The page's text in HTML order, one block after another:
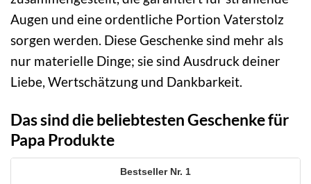
Augen und eine ordentliche Portion Vaterstolz
sorgen werden. Diese Geschenke sind mehr als
nur materielle Dinge; sie sind Ausdruck deiner
Liebe, Wertschätzung und Dankbarkeit.
Das sind die beliebtesten Geschenke für
Papa Produkte
1